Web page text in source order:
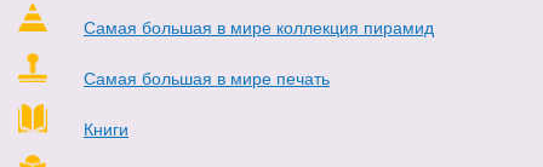
Самая большая в мире коллекция пирамид
Самая большая в мире печать
Книги